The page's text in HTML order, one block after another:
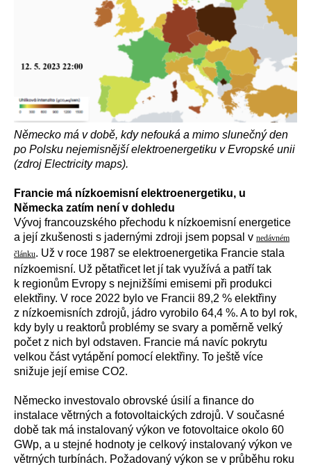
Německo má v době, kdy nefouká a mimo slunečný den
po Polsku nejemisnější elektroenergetiku v Evropské unii
(zdroj Electricity maps).
Francie má nízkoemisní elektroenergetiku, u
Německa zatím není v dohledu
Vývoj francouzského přechodu k nízkoemisní energetice
a její zkušenosti s jadernými zdroji jsem popsal v nedávném
článku. Už v roce 1987 se elektroenergetika Francie stala
nízkoemisní. Už pětatřicet let jí tak využívá a patří tak
k regionům Evropy s nejnižšími emisemi při produkci
elektřiny. V roce 2022 bylo ve Francii 89,2 % elektřiny
z nízkoemisních zdrojů, jádro vyrobilo 64,4 %. A to byl rok,
kdy byly u reaktorů problémy se svary a poměrně velký
počet z nich byl odstaven. Francie má navíc pokrytu
velkou část vytápění pomocí elektřiny. To ještě více
snižuje její emise CO2.
Německo investovalo obrovské úsilí a finance do
instalace větrných a fotovoltaických zdrojů. V současné
době tak má instalovaný výkon ve fotovoltaice okolo 60
GWp, a u stejné hodnoty je celkový instalovaný výkon ve
větrných turbínách. Požadovaný výkon se v průběhu roku